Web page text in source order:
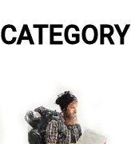
CATEGORY